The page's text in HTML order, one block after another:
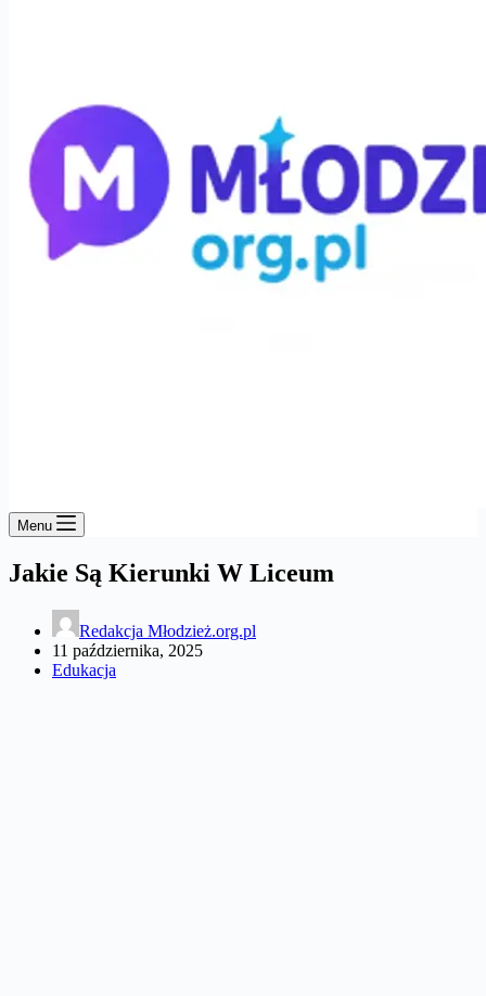
Menu
Jakie Są Kierunki W Liceum
Redakcja Młodzież.org.pl
11 października, 2025
Edukacja